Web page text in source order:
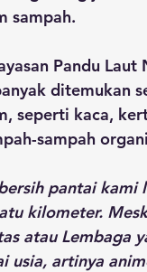
sampah.
Pandu
ditemukan
seperti kaca,
sampah
pantai
kilometer.
atau Lembaga
usia, artinya